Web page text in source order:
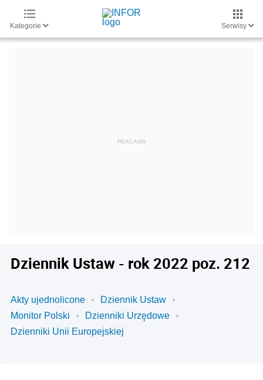
Kategorie Serwisy
Dziennik Ustaw - rok 2022 poz. 212
Akty ujednolicone
Dziennik Ustaw
Monitor Polski
Dzienniki Urzędowe
Dzienniki Unii Europejskiej